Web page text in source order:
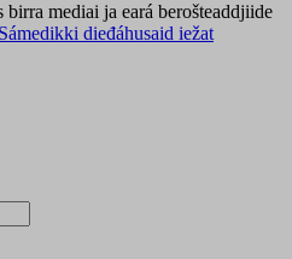
mediai ja eará berošteaddjiide
dieđáhusaid iežat